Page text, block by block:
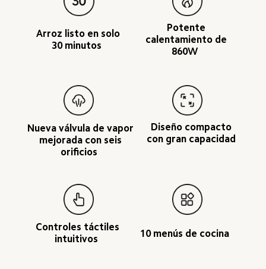
Arroz listo en solo
30 minutos
Potente
calentamiento de
860W
Nueva válvula de vapor
mejorada con seis
orificios
Diseño compacto
con gran capacidad
Controles táctiles
intuitivos
10 menús de cocina